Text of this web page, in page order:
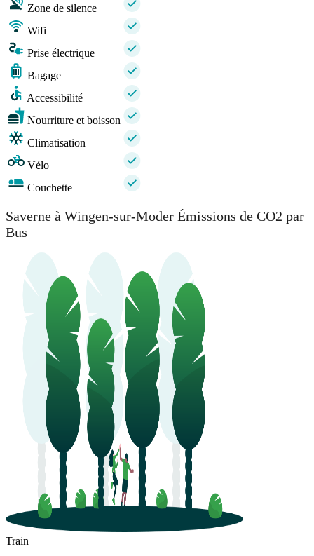
Zone de silence
Wifi
Prise électrique
Bagage
Accessibilité
Nourriture et boisson
Climatisation
Vélo
Couchette
Saverne à Wingen-sur-Moder Émissions de CO2 par
Bus
Train